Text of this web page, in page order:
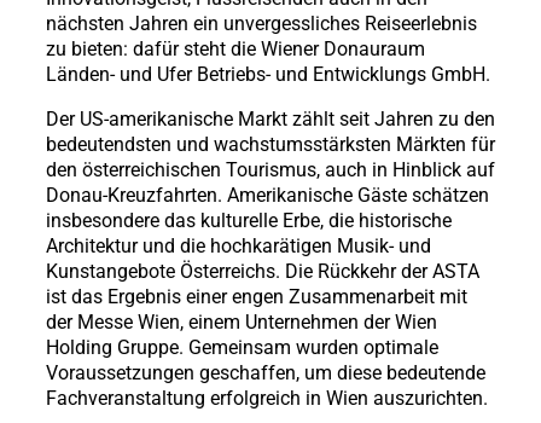
nächsten Jahren ein unvergessliches Reiseerlebnis
zu bieten: dafür steht die Wiener Donauraum
Länden- und Ufer Betriebs- und Entwicklungs GmbH.
Der US-amerikanische Markt zählt seit Jahren zu den
bedeutendsten und wachstumsstärksten Märkten für
den österreichischen Tourismus, auch in Hinblick auf
Donau-Kreuzfahrten. Amerikanische Gäste schätzen
insbesondere das kulturelle Erbe, die historische
Architektur und die hochkarätigen Musik- und
Kunstangebote Österreichs. Die Rückkehr der ASTA
ist das Ergebnis einer engen Zusammenarbeit mit
der Messe Wien, einem Unternehmen der Wien
Holding Gruppe. Gemeinsam wurden optimale
Voraussetzungen geschaffen, um diese bedeutende
Fachveranstaltung erfolgreich in Wien auszurichten.